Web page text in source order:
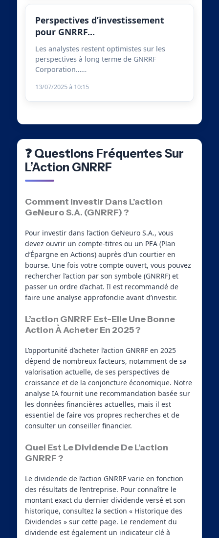
Perspectives d’investissement
pour GNRRF…
Les analystes restent optimistes sur les
perspectives à long terme de GNRRF
Corporation……
13/07/2025 à 10:15
❓ Questions Fréquentes Sur
L’Action GNRRF
Comment Investir Dans L’action
GeNeuro S.A. (GNRRF) ?
Pour investir dans l’action GeNeuro S.A., vous
devez ouvrir un compte-titres ou un PEA (Plan
d’Épargne en Actions) auprès d’un courtier en
bourse. Une fois votre compte ouvert, vous pouvez
rechercher l’action par son symbole (GNRRF) et
passer un ordre d’achat. Il est recommandé de
faire une analyse approfondie avant d’investir.
L’action GNRRF Est-Elle Une Bonne
Action À Acheter En 2025 ?
L’opportunité d’acheter l’action GNRRF en 2025
dépend de nombreux facteurs, notamment de sa
valorisation actuelle, de ses perspectives de
croissance et de la conjoncture économique. Notre
analyse IA fournit une recommandation basée sur
les données financières actuelles, mais il est
essentiel de faire vos propres recherches et de
consulter un conseiller financier.
Quel Est Le Dividende De L’action
GNRRF ?
Le dividende de l’action GNRRF varie en fonction
des résultats de l’entreprise. Pour connaître le
montant exact du dernier dividende versé et son
historique, consultez la section « Historique des
Dividendes » sur cette page. Le rendement du
dividende est également un indicateur clé à